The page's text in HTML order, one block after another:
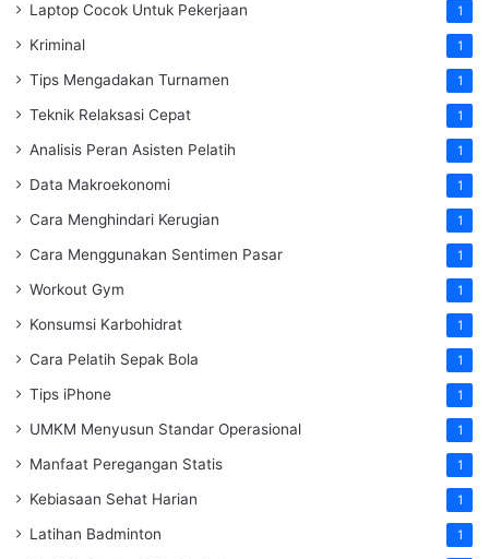
Laptop Cocok Untuk Pekerjaan 1
Kriminal 1
Tips Mengadakan Turnamen 1
Teknik Relaksasi Cepat 1
Analisis Peran Asisten Pelatih 1
Data Makroekonomi 1
Cara Menghindari Kerugian 1
Cara Menggunakan Sentimen Pasar 1
Workout Gym 1
Konsumsi Karbohidrat 1
Cara Pelatih Sepak Bola 1
Tips iPhone 1
UMKM Menyusun Standar Operasional 1
Manfaat Peregangan Statis 1
Kebiasaan Sehat Harian 1
Latihan Badminton 1